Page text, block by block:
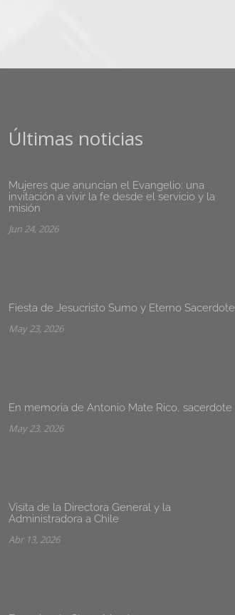
Últimas noticias
Mujeres que anuncian el Evangelio: una
invitación a vivir la fe desde el servicio y la
misión
Jun 24, 2026
Fiesta de Jesucristo Sumo y Eterno Sacerdote
May 23, 2026
En memoria de Antonio Mate Rico, sacerdote
May 23, 2026
Visita de la Directora General y la
Administradora a Chile
Abr 13, 2026